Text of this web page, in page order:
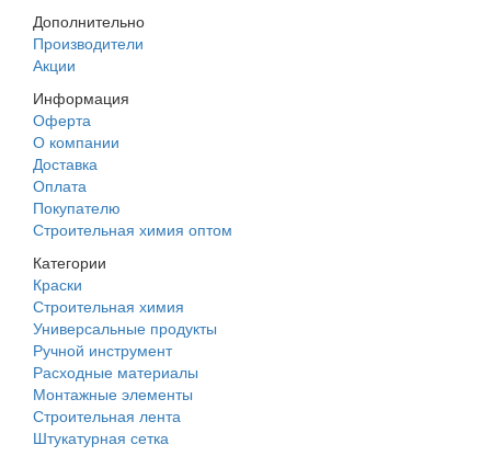
Дополнительно
Производители
Акции
Информация
Оферта
О компании
Доставка
Оплата
Покупателю
Строительная химия оптом
Категории
Краски
Строительная химия
Универсальные продукты
Ручной инструмент
Расходные материалы
Монтажные элементы
Строительная лента
Штукатурная сетка